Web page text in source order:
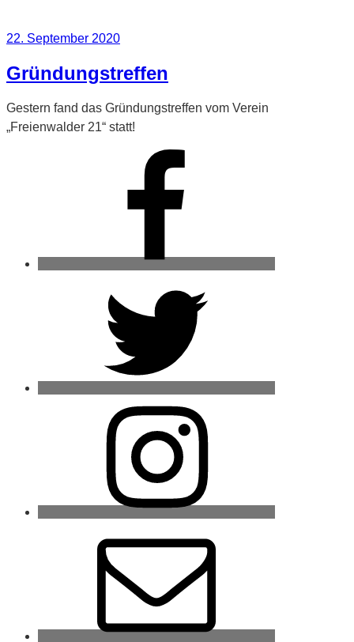
Veröffentlicht
22. September 2020
Gründungstreffen
Gestern fand das Gründungstreffen vom Verein
„Freienwalder 21“ statt!